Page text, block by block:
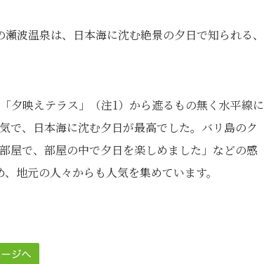
波温泉は、日本海に沈む絶景の夕日で知られる、
夕映えテラス」（注1）から遮るもの無く水平線に
で、日本海に沈む夕日が最高でした。バリ島のク
屋で、部屋の中で夕日を楽しめました」などの感
地元の人々からも人気を集めています。